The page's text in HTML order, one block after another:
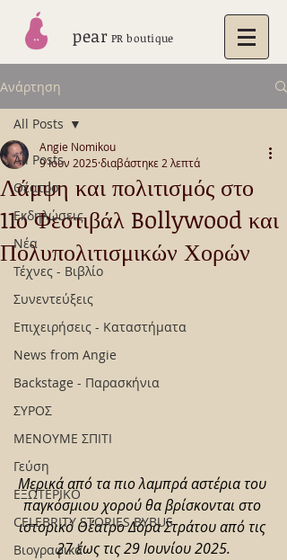
pear PR boutique
Ανάρτηση
All Posts
Θέατρο
Εκδηλώσεις
Νέα
Τέχνες - Βιβλίο
Συνεντεύξεις
Επιχειρήσεις - Καταστήματα
News from Angie
Backstage - Παρασκήνια
ΣΥΡΟΣ
ΜΕΝΟΥΜΕ ΣΠΙΤΙ
Γεύση
ΕΞΩΤΕΡΙΚΟ
CELEBRITY STORIES BYBUS
Βιογραφικά
All Posts
Λάμψη και πολιτισμός στο
11ο Φεστιβάλ Bollywood και
Πολυπολιτισμικών Χορών
Angie Nomikou
9 Ιουν 2025 διαβάστηκε 2 λεπτά
Μερικά από τα πιο λαμπρά αστέρια του
παγκόσμιου χορού θα βρίσκονται στο
ιστορικό Θέατρο Δόρα Στράτου από τις
27 έως τις 29 Ιουνίου 2025.